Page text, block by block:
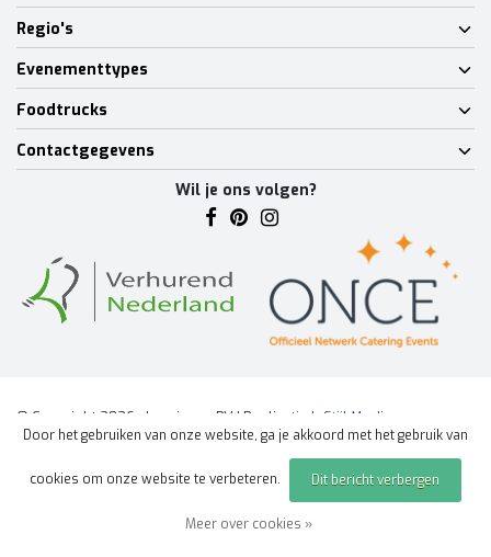
Regio's
Evenementtypes
Foodtrucks
Contactgegevens
Wil je ons volgen?
© Copyright 2026 - Lumineux BV | Realisatie
InStijl Media
Algemene voorwaarden|Disclaimer|Privacy Policy|Sitemap |
Door het gebruiken van onze website, ga je akkoord met het gebruik van
cookies om onze website te verbeteren. Dit bericht verbergen
Meer over cookies »